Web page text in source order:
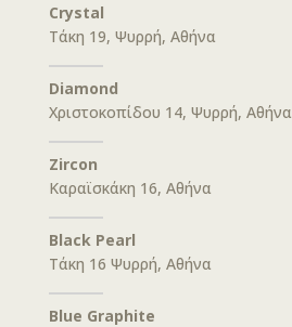
Crystal
Τάκη 19, Ψυρρή, Αθήνα
Diamond
Χριστοκοπίδου 14, Ψυρρή, Αθήνα
Zircon
Καραϊσκάκη 16, Αθήνα
Black Pearl
Τάκη 16 Ψυρρή, Αθήνα
Blue Graphite